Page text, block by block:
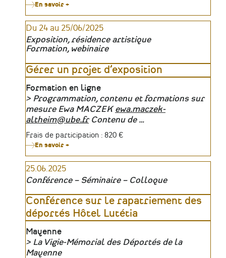
Organisateur
En savoir +
générale
de
Pôle
Patrimoine
juin
2025
Du 24 au 25/06/2025
Exposition, résidence artistique
Formation, webinaire
Gérer un projet d’exposition
Lieu
Formation en ligne
Organisateur
Programmation, contenu et formations sur
mesure Ewa MACZEKewa.maczek-
altheim@ube.frContenu de …
Tarifs
Frais de participation : 820 €
En savoir +
un
d’exposition
25.06.2025
Conférence – Séminaire – Colloque
Conférence sur le rapatriement des
déportés Hôtel Lutétia
Lieu
Mayenne
Organisateur
La Vigie-Mémorial des Déportés de la
Mayenne